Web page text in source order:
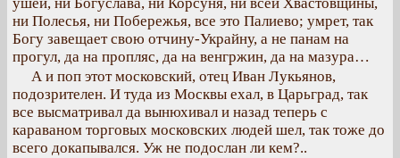
ни Полесья, ни Побережья, все это Палиево; умрет, так
Богу завещает свою отчину-Украйну, а не панам на
прогул, да на пропляс, да на венгржин, да на мазура…
А и поп этот московский, отец Иван Лукьянов,
подозрителен. И туда из Москвы ехал, в Царьград, так
все высматривал да вынюхивал и назад теперь с
караваном торговых московских людей шел, так тоже до
всего докапывался. Уж не подослан ли кем?..